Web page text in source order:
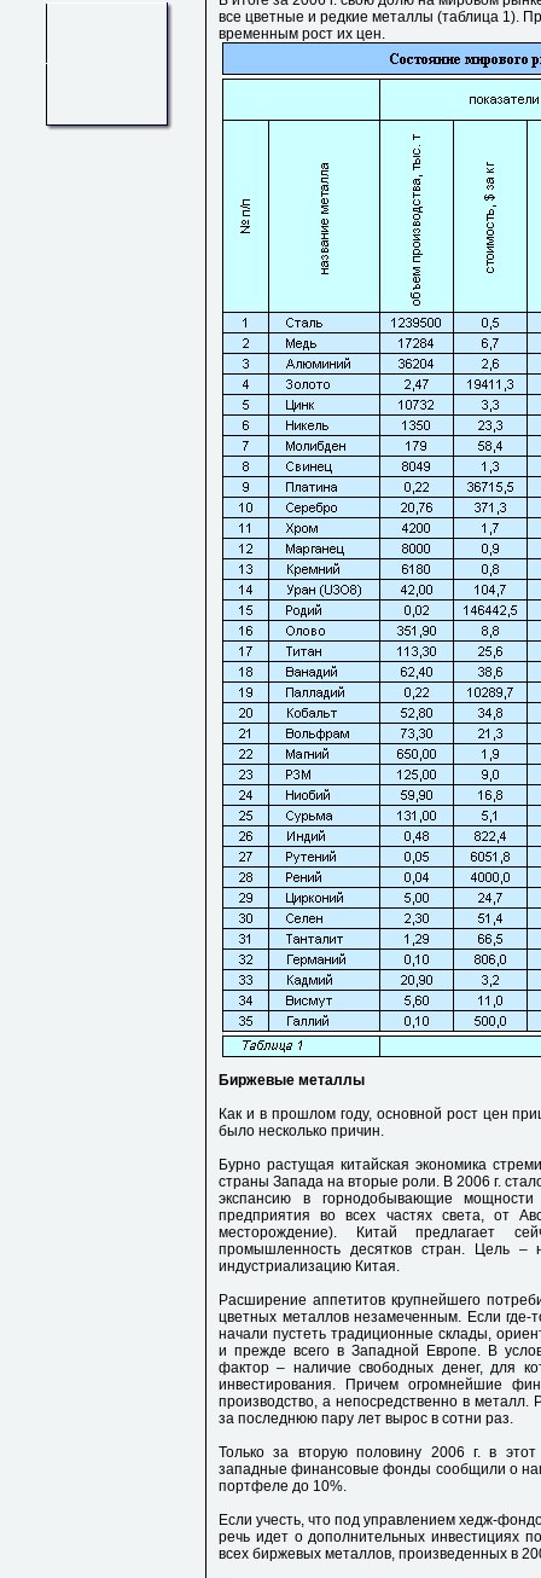
все цветные и редкие металлы (таблица 1).
временным рост их цен.
Биржевые металлы
Как и в прошлом году, основной рост цен
было несколько причин.
Бурно растущая китайская экономика
страны Запада на вторые роли. В 2006 г.
экспансию в горнодобывающие
предприятия во всех частях света, от
месторождение). Китай предлагает
промышленность десятков стран. Цель –
индустриализацию Китая.
Расширение аппетитов крупнейшего
цветных металлов незамеченным. Если
начали пустеть традиционные склады,
и прежде всего в Западной Европе. В
фактор – наличие свободных денег, для
инвестирования. Причем огромнейшие
производство, а непосредственно в
за последнюю пару лет вырос в сотни раз.
Только за вторую половину 2006 г. в
западные финансовые фонды сообщили о
портфеле до 10%.
Если учесть, что под управлением хедж-
речь идет о дополнительных инвестициях
всех биржевых металлов, произведенных в